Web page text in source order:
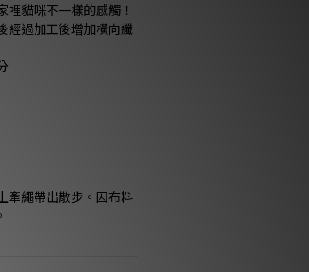
貓咪不一樣的感觸！
經過加工後增加橫向纖
牽繩帶出散步。因布料